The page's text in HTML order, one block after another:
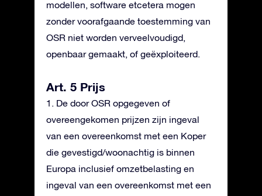
modellen, software etcetera mogen
zonder voorafgaande toestemming van
OSR niet worden verveelvoudigd,
openbaar gemaakt, of geëxploiteerd.
Art. 5 Prijs
1. De door OSR opgegeven of
overeengekomen prijzen zijn ingeval
van een overeenkomst met een Koper
die gevestigd/woonachtig is binnen
Europa inclusief omzetbelasting en
ingeval van een overeenkomst met een